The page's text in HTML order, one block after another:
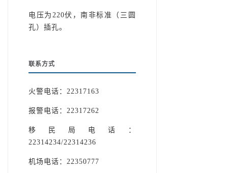
电压为220伏，南非标准（三圆
孔）插孔。
联系方式
火警电话：22317163
报警电话：22317262
移民局电话：
22314234/22314236
机场电话：22350777